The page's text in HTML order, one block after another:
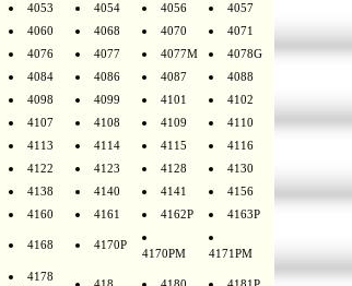
4053 4054 4056
4057
4060 4068 4070
4071
4076 4077 4077M
4078G
4084 4086 4087
4088
4098 4099 4101
4102
4107 4108 4109
4110
4113 4114 4115
4116
4122 4123 4128
4130
4138 4140 4141
4156
4160 4161 4162P 4163P
4168 4170P
4170PM 4171PM
4178